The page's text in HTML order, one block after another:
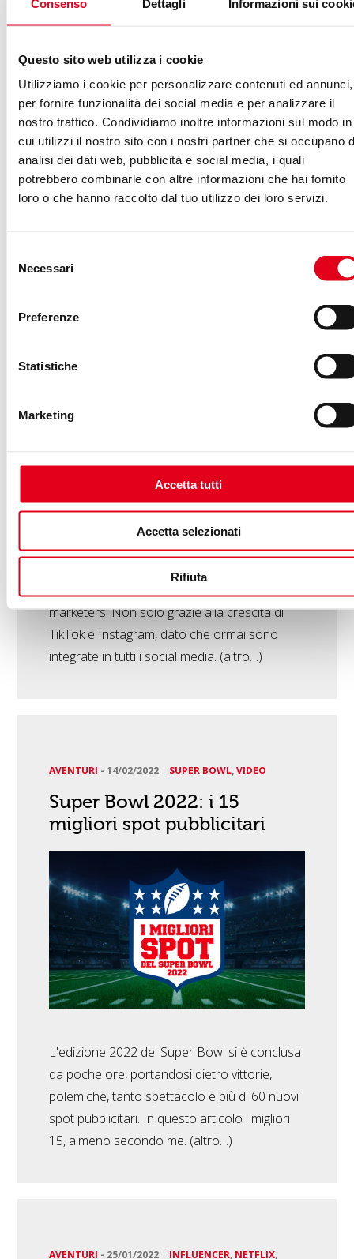
Consenso Dettagli Informazioni sui
Questo sito web utilizza i cookie
Utilizziamo i cookie per personalizzare contenuti ed annunci,
per fornire funzionalità dei social media e per analizzare il
nostro traffico. Condividiamo inoltre informazioni sul modo in
cui utilizzi il nostro sito con i nostri partner che si occupano
analisi dei dati web, pubblicità e social media, i quali
potrebbero combinarle con altre informazioni che hai fornito
loro o che hanno raccolto dal tuo utilizzo dei loro servizi.
delNecessari
Preferenze
Statistiche
Marketing
Accetta tutti
Accetta selezionati
Rifiuta
l’incontro a essere sbagliato. L’abito di Audrey
Hepburn valorizza le caratteristiche di Audrey
Hepburn, gli abiti che indossa Beyoncé
valorizzano le caratteristiche di…
Branded GIF & Stickers:
TikTok e Instagram
marketers. Non solo grazie alla crescita di
TikTok e Instagram, dato che ormai sono
integrate in tutti i social media. (altro…)
AVENTURI -14/02/2022 SUPER BOWL,VIDEO
Super Bowl 2022: i 15
migliori spot pubblicitari
L'edizione 2022 del Super Bowl si è conclusa
da poche ore, portandosi dietro vittorie,
polemiche, tanto spettacolo e più di 60 nuovi
spot pubblicitari. In questo articolo i migliori
15, almeno secondo me. (altro…)
AVENTURI - 25/01/2022 INFLUENCER, NETFLIX,